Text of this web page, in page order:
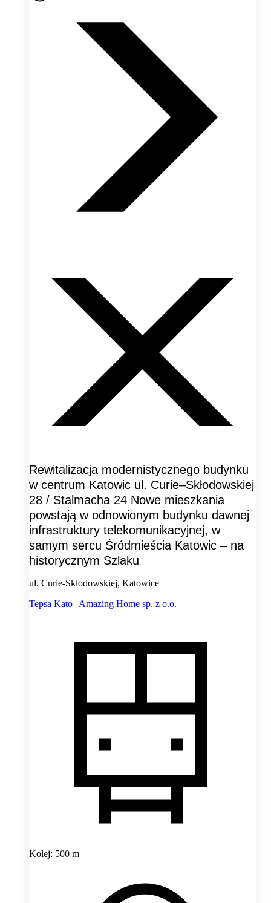
Rewitalizacja modernistycznego budynku
w centrum Katowic ul. Curie–Skłodowskiej
28 / Stalmacha 24 Nowe mieszkania
powstają w odnowionym budynku dawnej
infrastruktury telekomunikacyjnej, w
samym sercu Śródmieścia Katowic – na
historycznym Szlaku
ul. Curie-Skłodowskiej, Katowice
Tepsa Kato | Amazing Home sp. z o.o.
Kolej: 500 m